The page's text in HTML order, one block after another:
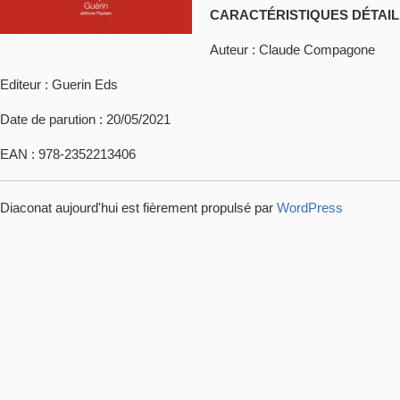
CARACTÉRISTIQUES
Auteur : Claude Compagone
Editeur : Guerin Eds
Date de parution : 20/05/2021
EAN : 978-2352213406
Diaconat aujourd'hui est fièrement propulsé par WordPress